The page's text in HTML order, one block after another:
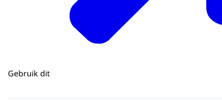
Gebruik dit